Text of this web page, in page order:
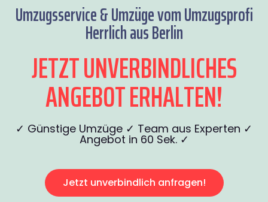
Umzugsservice & Umzüge vom Umzugsprofi
Herrlich aus Berlin
JETZT UNVERBINDLICHES
ANGEBOT ERHALTEN!
✓ Günstige Umzüge ✓ Team aus Experten ✓
Angebot in 60 Sek. ✓
Jetzt unverbindlich anfragen!